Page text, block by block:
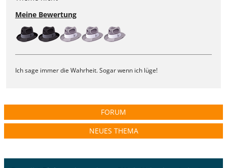
Meine Bewertung
Ich sage immer die Wahrheit. Sogar wenn ich lüge!
FORUM
NEUES THEMA